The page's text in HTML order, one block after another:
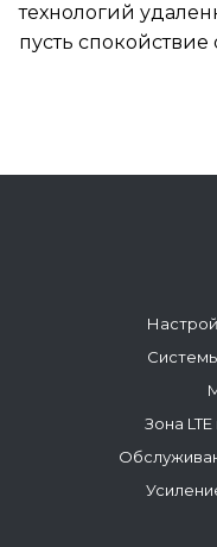
технологий
пусть
Зона